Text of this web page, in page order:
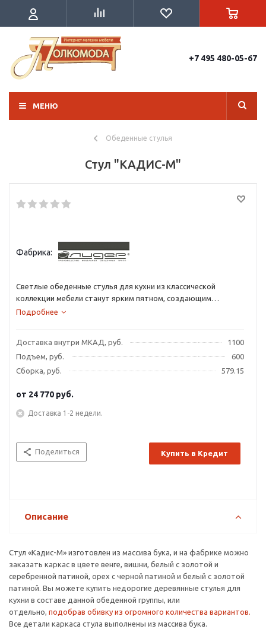
+7 495 480-05-67
МЕНЮ
Обеденные стулья
Стул "КАДИС-М"
Фабрика:
Светлые обеденные стулья для кухни из классической
коллекции мебели станут ярким пятном, создающим
стильный интерьер.
Подробнее
Доставка внутри МКАД, руб.
1100
Подъем, руб.
600
Сборка, руб.
579.15
от 24 770 руб.
Доставка 1-2 недели.
Поделиться Купить в Кредит
Описание
Стул «Кадис-М» изготовлен из массива бука, и на фабрике можно
заказать каркас в цвете венге, вишни, белый с золотой и
серебренной патиной, орех с черной патиной и белый с золотой
патиной. Вы можете купить недорогие деревянные стулья для
кухни в составе данной обеденной группы, или
отдельно, подобрав обивку из огромного количества вариантов.
Все детали каркаса стула выполнены из массива бука.